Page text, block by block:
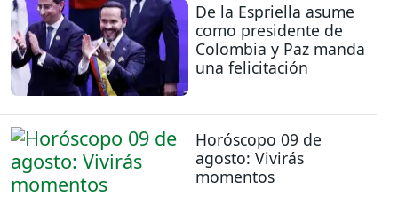
De la Espriella asume
como presidente de
Colombia y Paz manda
una felicitación
Horóscopo 09 de
agosto: Vivirás
momentos